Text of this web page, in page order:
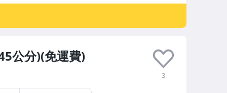
公分)(免運費)
3